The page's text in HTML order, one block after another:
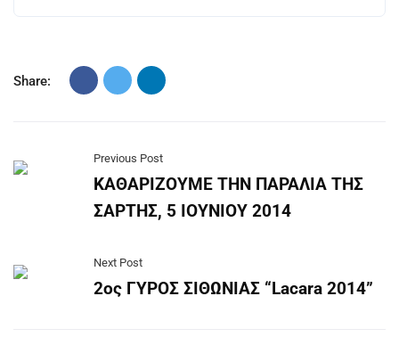
Share:
Previous Post
ΚΑΘΑΡΙΖΟΥΜΕ ΤΗΝ ΠΑΡΑΛΙΑ ΤΗΣ
ΣΑΡΤΗΣ, 5 ΙΟΥΝΙΟΥ 2014
Next Post
2ος ΓΥΡΟΣ ΣΙΘΩΝΙΑΣ “Lacara 2014”